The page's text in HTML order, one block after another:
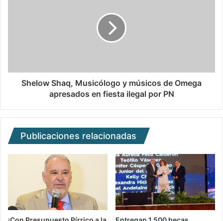
Shelow Shaq, Musicólogo y músicos de Omega
apresados en fiesta ilegal por PN
Publicaciones relacionadas